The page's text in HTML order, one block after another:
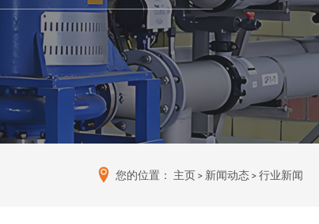
您的位置： 主页> 新闻动态>行业新闻